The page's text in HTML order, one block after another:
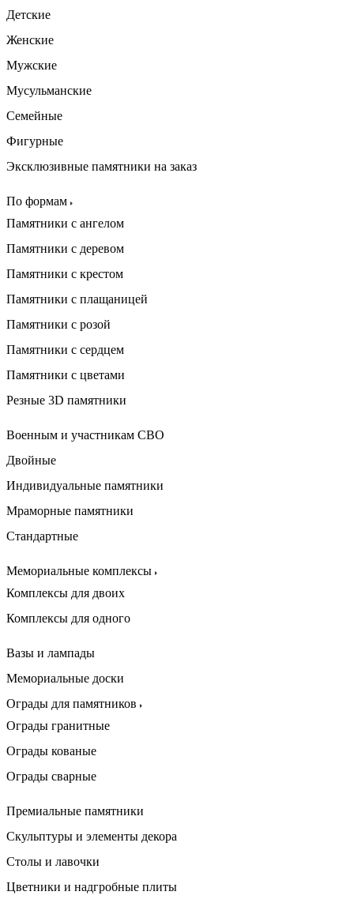
Детские
Женские
Мужские
Мусульманские
Семейные
Фигурные
Эксклюзивные памятники на заказ
По формам
Памятники с ангелом
Памятники с деревом
Памятники с крестом
Памятники с плащаницей
Памятники с розой
Памятники с сердцем
Памятники с цветами
Резные 3D памятники
Военным и участникам СВО
Двойные
Индивидуальные памятники
Мраморные памятники
Стандартные
Мемориальные комплексы
Комплексы для двоих
Комплексы для одного
Вазы и лампады
Мемориальные доски
Ограды для памятников
Ограды гранитные
Ограды кованые
Ограды сварные
Премиальные памятники
Скульптуры и элементы декора
Столы и лавочки
Цветники и надгробные плиты